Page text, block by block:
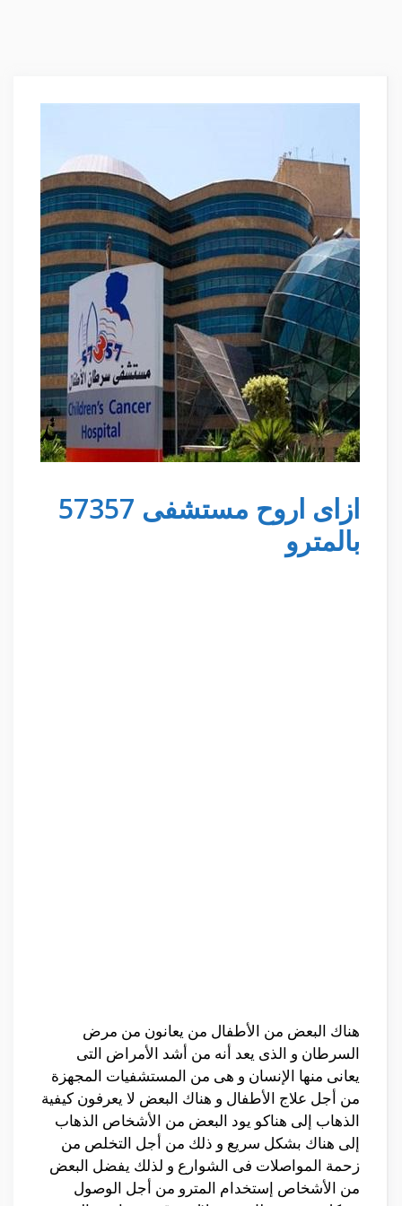
ازاى اروح مستشفى 57357
بالمترو
هناك البعض من الأطفال من يعانون من مرض
السرطان و الذى يعد أنه من أشد الأمراض التى
يعانى منها الإنسان و هى من المستشفيات المجهزة
من أجل علاج الأطفال و هناك البعض لا يعرفون كيفية
الذهاب إلى هناكو يود البعض من الأشخاص الذهاب
إلى هناك بشكل سريع و ذلك من أجل التخلص من
زحمة المواصلات فى الشوارع و لذلك يفضل البعض
من الأشخاص إستخدام المترو من أجل الوصول